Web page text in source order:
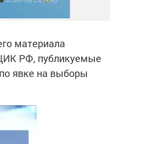
материала
РФ, публикуемые
явке на выборы